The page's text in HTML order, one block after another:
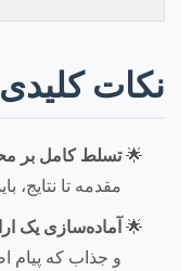
نکات
تسلط کامل بر
مقدمه تا نتایج،
آماده‌سازی یک
و جذاب که پیام